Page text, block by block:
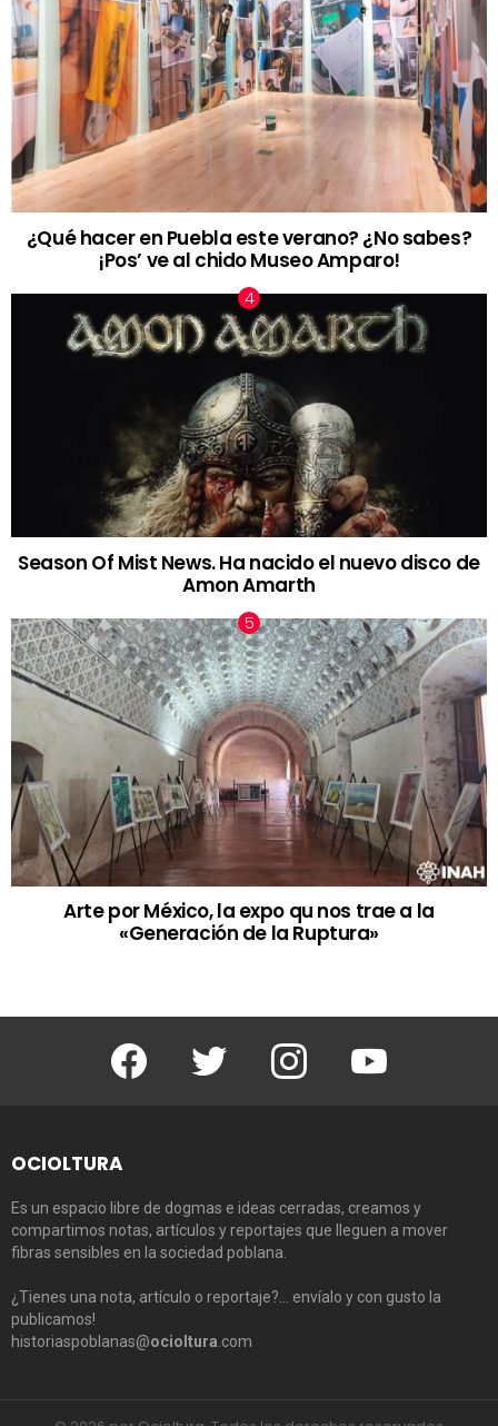
¿Qué hacer en Puebla este verano? ¿No sabes?
¡Pos’ ve al chido Museo Amparo!
Season Of Mist News. Ha nacido el nuevo disco de
Amon Amarth
Arte por México, la expo qu nos trae a la
«Generación de la Ruptura»
Facebook Twitter Instagram Youtube
OCIOLTURA
Es un espacio libre de dogmas e ideas cerradas, creamos y
compartimos notas, artículos y reportajes que lleguen a mover
fibras sensibles en la sociedad poblana.
¿Tienes una nota, artículo o reportaje?… envíalo y con gusto la
publicamos!
historiaspoblanas@ocioltura.com